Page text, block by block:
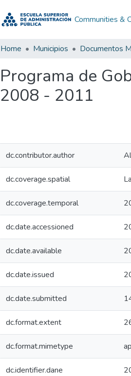
Communities &
Home Municipios Documentos
Programa de
2008 - 2011
dc.contributor.author
dc.coverage.spatial
dc.coverage.temporal
dc.date.accessioned
dc.date.available
dc.date.issued
dc.date.submitted
dc.format.extent
dc.format.mimetype
dc.identifier.dane